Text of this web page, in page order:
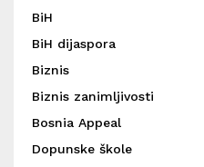
BiH
BiH dijaspora
Biznis
Biznis zanimljivosti
Bosnia Appeal
Dopunske škole